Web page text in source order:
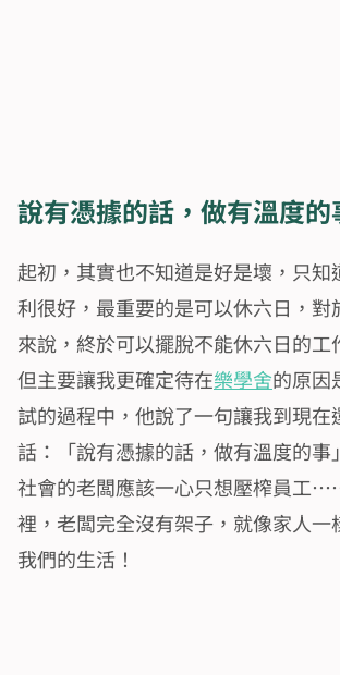
說有憑據的話，做有溫度的
起初，其實也不知道是好是壞，只知
利很好，最重要的是可以休六日，對
來說，終於可以擺脫不能休六日的工
但主要讓我更確定待在樂學舍的原因
試的過程中，他說了一句讓我到現在
話：「說有憑據的話，做有溫度的事
社會的老闆應該一心只想壓榨員工
裡，老闆完全沒有架子，就像家人一
我們的生活！